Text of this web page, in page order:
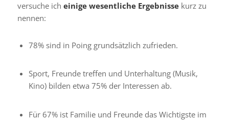
versuche ich einige wesentliche Ergebnissekurz zu
nennen:
78% sind in Poing grundsätzlich zufrieden.
Sport, Freunde treffen und Unterhaltung (Musik,
Kino) bilden etwa 75% der Interessen ab.
Für 67% ist Familie und Freunde das Wichtigste im